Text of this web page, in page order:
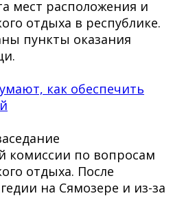
мест расположения и
отдыха в республике.
пункты оказания
как обеспечить
комиссии по вопросам
отдыха. После
на Сямозере и из-за